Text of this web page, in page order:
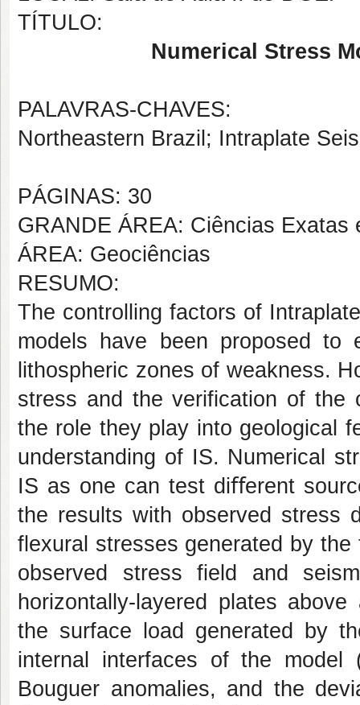
TÍTULO:
Numerical Stress
PALAVRAS-CHAVES:
Northeastern Brazil; Intraplate
PÁGINAS: 30
GRANDE ÁREA: Ciências Exatas
ÁREA: Geociências
RESUMO:
The controlling factors of
models have been proposed to
lithospheric zones of weakness.
stress and the verification of the
the role they play into geological
understanding of IS. Numerical
IS as one can test diﬀerent
the results with observed stress
flexural stresses generated by
observed stress field and
horizontally-layered plates
the surface load generated by
internal interfaces of the model
Bouguer anomalies, and the